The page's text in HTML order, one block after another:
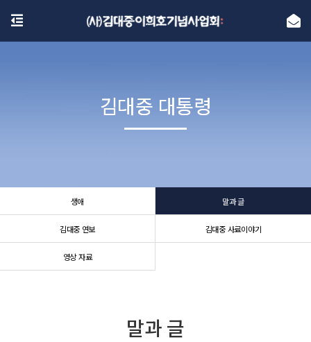
생애 말과 글
김대중 연보 김대중 사료이야기
영상 자료
김대중 대통령
말과 글
김대중 대통령